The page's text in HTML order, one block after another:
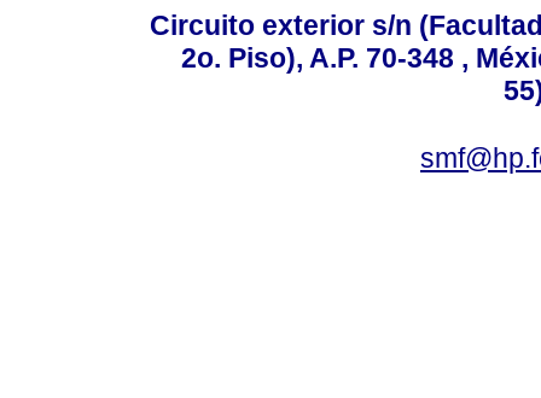
Circuito exterior s/n
2o. Piso), A.P. 70-348 ,